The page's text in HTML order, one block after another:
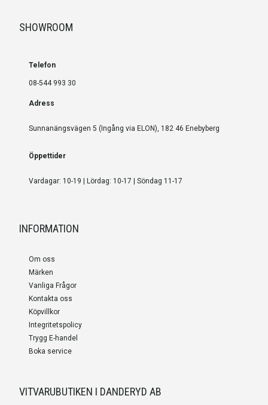
SHOWROOM
Telefon
08-544 993 30
Adress
Sunnanängsvägen 5 (Ingång via ELON), 182 46 Enebyberg
Öppettider
Vardagar: 10-19 | Lördag: 10-17 | Söndag 11-17
INFORMATION
Om oss
Märken
Vanliga Frågor
Kontakta oss
Köpvillkor
Integritetspolicy
Trygg E-handel
Boka service
VITVARUBUTIKEN I DANDERYD AB